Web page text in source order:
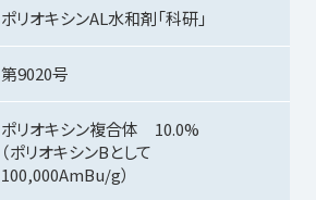
ポリオキシンAL水和剤「科研」
第9020号
ポリオキシン複合体 10.0%
（ポリオキシンBとして
100,000AmBu/g）